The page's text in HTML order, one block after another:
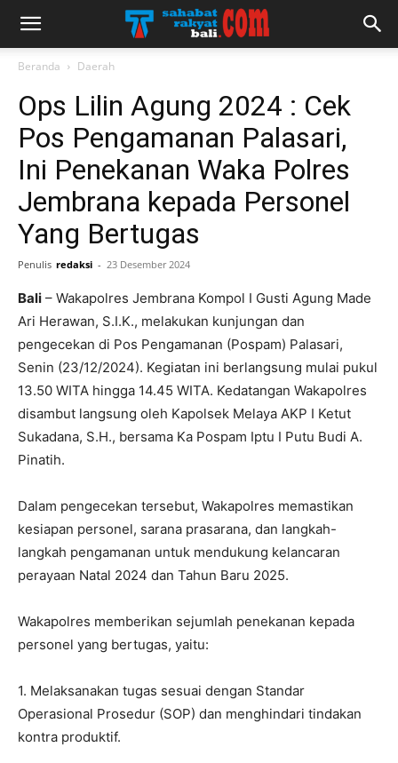
Beranda Daerah
Ops Lilin Agung 2024 : Cek
Pos Pengamanan Palasari,
Ini Penekanan Waka Polres
Jembrana kepada Personel
Yang Bertugas
Penulis redaksi - 23 Desember 2024
Bali – Wakapolres Jembrana Kompol I Gusti Agung Made
Ari Herawan, S.I.K., melakukan kunjungan dan
pengecekan di Pos Pengamanan (Pospam) Palasari,
Senin (23/12/2024). Kegiatan ini berlangsung mulai pukul
13.50 WITA hingga 14.45 WITA. Kedatangan Wakapolres
disambut langsung oleh Kapolsek Melaya AKP I Ketut
Sukadana, S.H., bersama Ka Pospam Iptu I Putu Budi A.
Pinatih.
Dalam pengecekan tersebut, Wakapolres memastikan
kesiapan personel, sarana prasarana, dan langkah-
langkah pengamanan untuk mendukung kelancaran
perayaan Natal 2024 dan Tahun Baru 2025.
Wakapolres memberikan sejumlah penekanan kepada
personel yang bertugas, yaitu:
1. Melaksanakan tugas sesuai dengan Standar
Operasional Prosedur (SOP) dan menghindari tindakan
kontra produktif.